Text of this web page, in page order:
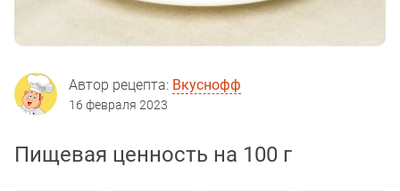
Автор рецепта: Вкуснофф
16 февраля 2023
Пищевая ценность на 100 г